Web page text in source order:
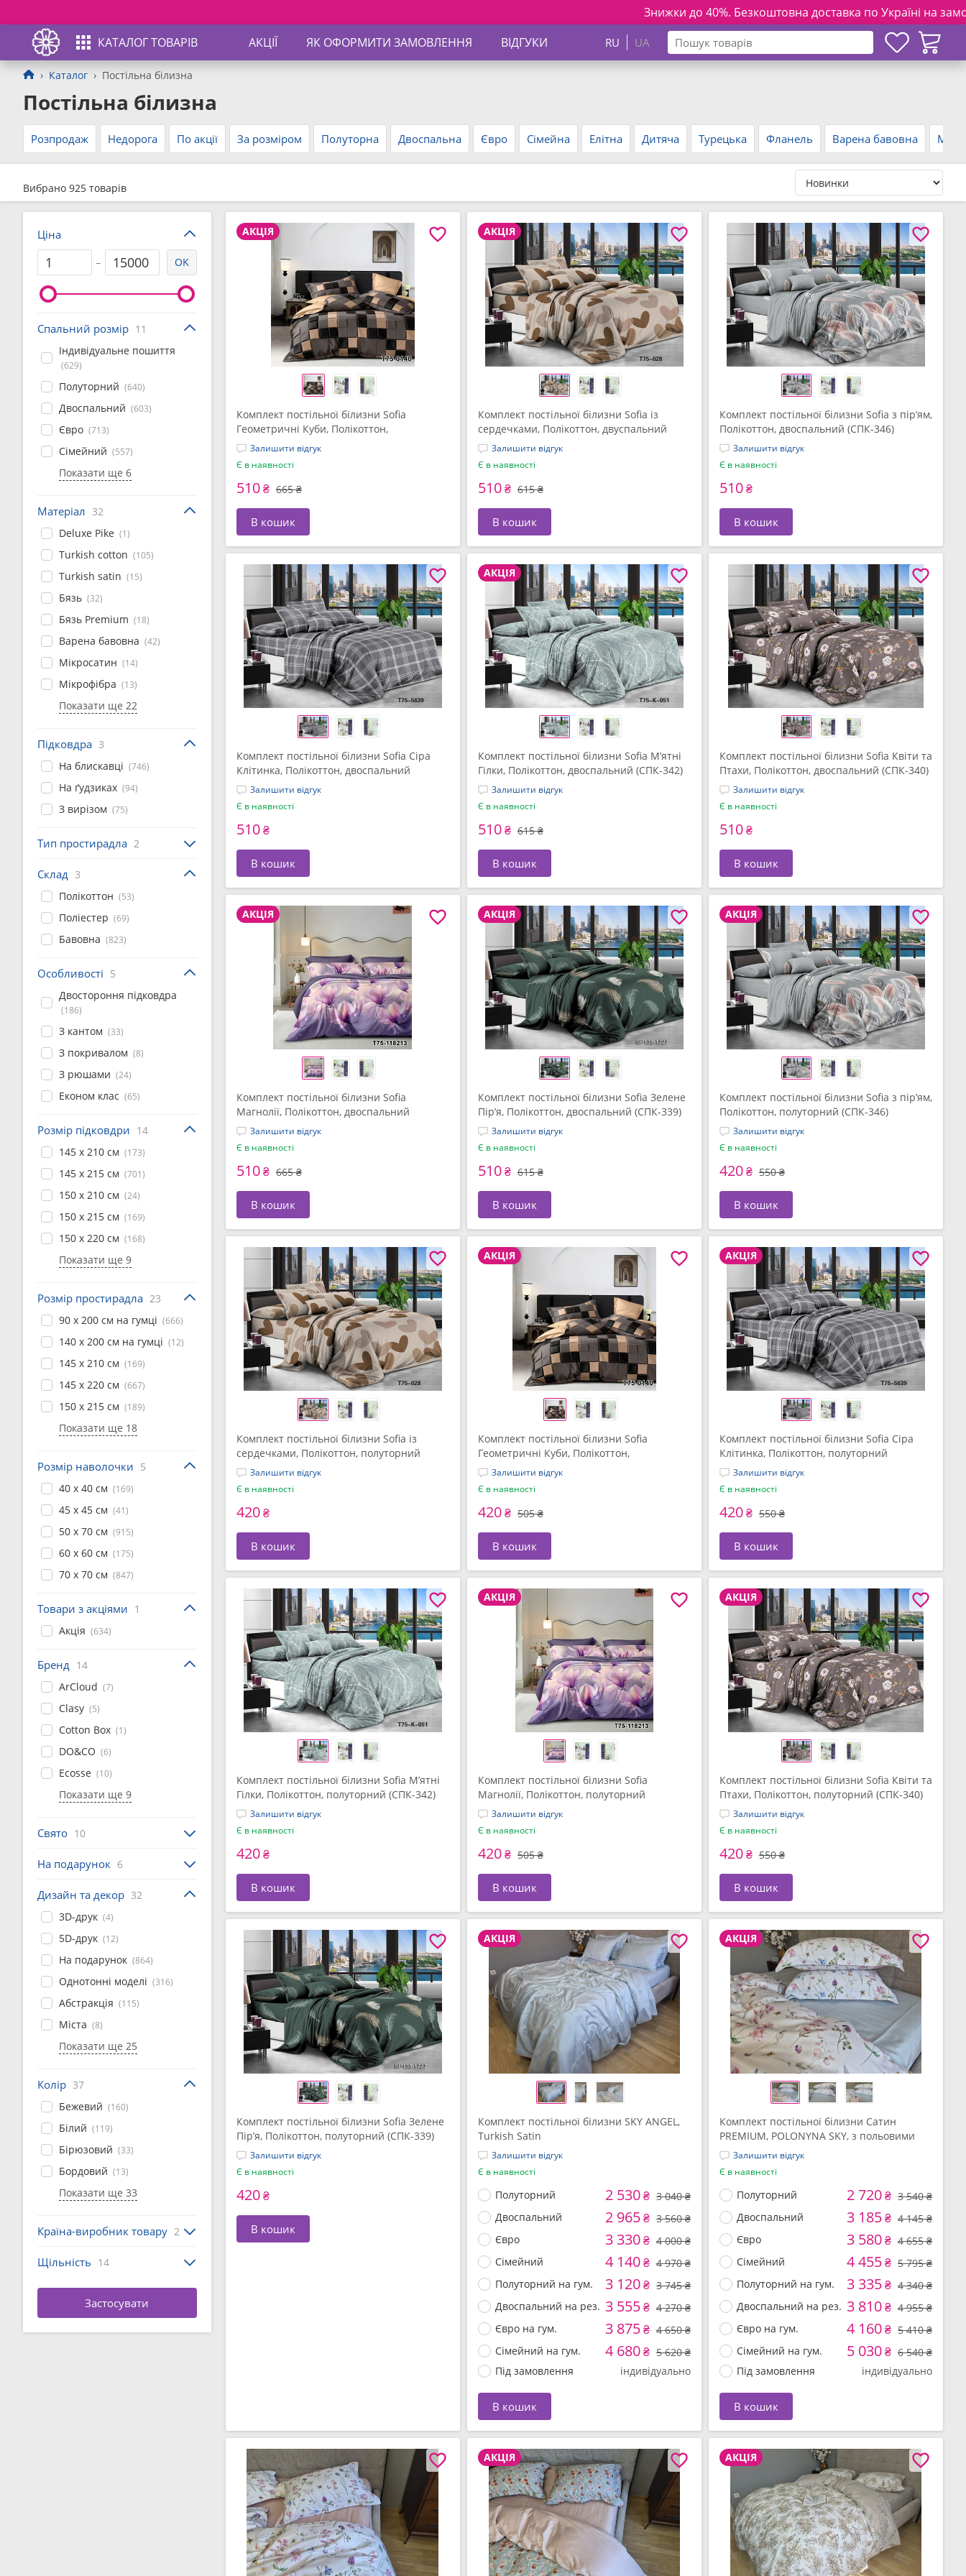
Знижки до 40%. Безкоштовна доставка по Україні на замовлення від
КАТАЛОГ ТОВАРІВ
АКЦІЇ ЯК ОФОРМИТИ ЗАМОВЛЕННЯ ВІДГУКИ RU UA
Каталог Постільна білизна
Постільна білизна
Розпродаж Недорога По акції За розміром Полуторна Двоспальна Євро Сімейна Елітна Дитяча Турецька Фланель Варена бавовна
Вибрано 925 товарів
АКЦІЯ
Комплект постільної білизни Sofia
Геометричні Куби, Полікоттон,
двоспальний (СПК-344)
Залишити відгук
Є в наявності
510₴ 665 ₴
В кошик
АКЦІЯ
Комплект постільної білизни Sofia із
сердечками, Полікоттон, двуспальний
(СПК-345)
Залишити відгук
Є в наявності
510₴ 615 ₴
В кошик
Комплект постільної білизни Sofia з пір’ям,
Полікоттон, двоспальний (СПК-346)
Залишити відгук
Є в наявності
510₴
В кошик
Комплект постільної білизни Sofia Сіра
Клітинка, Полікоттон, двоспальний
(СПК-343)
Залишити відгук
Є в наявності
510₴
В кошик
АКЦІЯ
Комплект постільної білизни Sofia М’ятні
Гілки, Полікоттон, двоспальний (СПК-342)
Залишити відгук
Є в наявності
510₴ 615 ₴
В кошик
Комплект постільної білизни Sofia Квіти та
Птахи, Полікоттон, двоспальний (СПК-340)
Залишити відгук
Є в наявності
510₴
В кошик
АКЦІЯ
Комплект постільної білизни Sofia
Магнолії, Полікоттон, двоспальний
(СПК-341)
Залишити відгук
Є в наявності
510₴ 665 ₴
В кошик
АКЦІЯ
Комплект постільної білизни Sofia Зелене
Пір’я, Полікоттон, двоспальний (СПК-339)
Залишити відгук
Є в наявності
510₴ 615 ₴
В кошик
АКЦІЯ
Комплект постільної білизни Sofia з пір’ям,
Полікоттон, полуторний (СПК-346)
Залишити відгук
Є в наявності
420₴ 550 ₴
В кошик
Комплект постільної білизни Sofia із
сердечками, Полікоттон, полуторний
(СПК-345)
Залишити відгук
Є в наявності
420₴
В кошик
АКЦІЯ
Комплект постільної білизни Sofia
Геометричні Куби, Полікоттон,
полуторний (СПК-344)
Залишити відгук
Є в наявності
420₴ 505 ₴
В кошик
АКЦІЯ
Комплект постільної білизни Sofia Сіра
Клітинка, Полікоттон, полуторний
(СПК-343)
Залишити відгук
Є в наявності
420₴ 550 ₴
В кошик
Комплект постільної білизни Sofia М’ятні
Гілки, Полікоттон, полуторний (СПК-342)
Залишити відгук
Є в наявності
420₴
В кошик
АКЦІЯ
Комплект постільної білизни Sofia
Магнолії, Полікоттон, полуторний
(СПК-341)
Залишити відгук
Є в наявності
420₴ 505 ₴
В кошик
АКЦІЯ
Комплект постільної білизни Sofia Квіти та
Птахи, Полікоттон, полуторний (СПК-340)
Залишити відгук
Є в наявності
420₴ 550 ₴
В кошик
Комплект постільної білизни Sofia Зелене
Пір’я, Полікоттон, полуторний (СПК-339)
Залишити відгук
Є в наявності
420₴
В кошик
АКЦІЯ
Комплект постільної білизни SKY ANGEL,
Turkish Satin
Залишити відгук
Є в наявності
Полуторний 2 530₴ 3 040 ₴
Двоспальний
2 965₴ 3 560 ₴
Євро
3 330₴ 4 000 ₴
Сімейний
4 140₴ 4 970 ₴
Полуторний на гум.
3 120₴ 3 745 ₴
Двоспальний на рез. 3 555₴ 4 270 ₴
Євро на гум.
3 875₴ 4 650 ₴
Сімейний на гум.
4 680₴ 5 620 ₴
Під замовлення
індивідуально
В кошик
АКЦІЯ
Комплект постільної білизни Сатин
PREMIUM, POLONYNA SKY, з польовими
квітами
Залишити відгук
Є в наявності
Полуторний 2 720₴ 3 540 ₴
Двоспальний
3 185₴ 4 145 ₴
Євро
3 580₴ 4 655 ₴
Сімейний
4 455₴ 5 795 ₴
Полуторний на гум.
3 335₴ 4 340 ₴
Двоспальний на рез. 3 810₴ 4 955 ₴
Євро на гум.
4 160₴ 5 410 ₴
Сімейний на гум.
5 030₴ 6 540 ₴
Під замовлення
індивідуально
В кошик
АКЦІЯ АКЦІЯ
Ціна
–
OK
Спальний розмір 11
Індивідуальне пошиття
(629)
Полуторний (640)
Двоспальний (603)
Євро (713)
Сімейний (557)
Показати ще 6
Матеріал 32
Deluxe Pike (1)
Turkish cotton (105)
Turkish satin (15)
Бязь (32)
Бязь Premium (18)
Варена бавовна (42)
Мікросатин (14)
Мікрофібра (13)
Показати ще 22
Підковдра 3
На блискавці (746)
На ґудзиках (94)
З вирізом (75)
Тип простирадла 2
Склад 3
Полікоттон (53)
Поліестер (69)
Бавовна (823)
Особливості 5
Двостороння підковдра
(186)
З кантом (33)
З покривалом (8)
З рюшами (24)
Економ клас (65)
Розмір підковдри 14
145 x 210 см (173)
145 x 215 см (701)
150 x 210 см (24)
150 x 215 см (169)
150 x 220 см (168)
Показати ще 9
Розмір простирадла 23
90 x 200 см на гумці (666)
140 x 200 см на гумці (12)
145 x 210 см (169)
145 x 220 см (667)
150 x 215 см (189)
Показати ще 18
Розмір наволочки 5
40 x 40 см (169)
45 x 45 см (41)
50 x 70 см (915)
60 x 60 см (175)
70 x 70 см (847)
Товари з акціями 1
Акція (634)
Бренд 14
ArCloud (7)
Clasy (5)
Cotton Box (1)
DO&CO (6)
Ecosse (10)
Показати ще 9
Свято 10
На подарунок 6
Дизайн та декор 32
3D-друк (4)
5D-друк (12)
На подарунок (864)
Однотонні моделі (316)
Абстракція (115)
Міста (8)
Показати ще 25
Колір 37
Бежевий (160)
Білий (119)
Бірюзовий (33)
Бордовий (13)
Показати ще 33
Країна-виробник товару 2
Щільність 14